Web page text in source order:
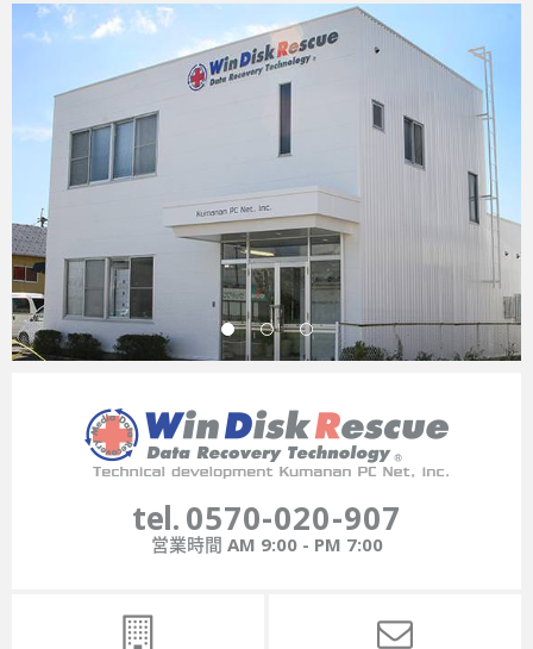
tel.0570-020-907
営業時間 AM 9:00 - PM 7:00